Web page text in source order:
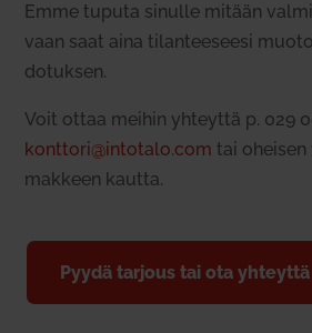
Emme tuputa sinulle mitään
vaan saat aina tilan­tee­seesi
do­tuksen.
Voit ottaa meihin yhteyttä p. 029
konttori@intotalo.com tai
makkeen kautta.
Pyydä tarjous tai ota yhteyttä